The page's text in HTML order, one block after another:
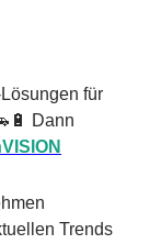
für
Dann
Trends